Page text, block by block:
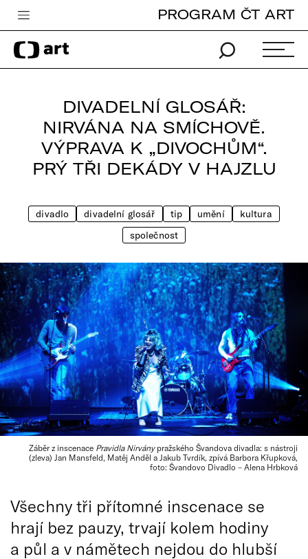
Česká televize
Zpravodajství
iVysílání
TV program
Pro děti
edu
PROGRAM ČT ART
DIVADELNÍ GLOSÁŘ:
NIRVÁNA NA SMÍCHOVĚ.
VÝPRAVA K „DIVOCHŮM“.
PRÝ TŘI DEKÁDY V HAJZLU
divadlo divadelní glosář tip umění
kultura
společnost
Záběr z inscenace Pravidla Nirványpražského Švandova divadla: s nástroji
(zleva) Jan Mansfeld, Matěj Anděl a Jakub Tvrdík, zpívá Barbora Křupková,
foto: Švandovo Divadlo – Alena Hrbková
Všechny tři přítomné inscenace se
hrají bez pauzy, trvají kolem hodiny
a půl a v námětech nejdou do hlubší